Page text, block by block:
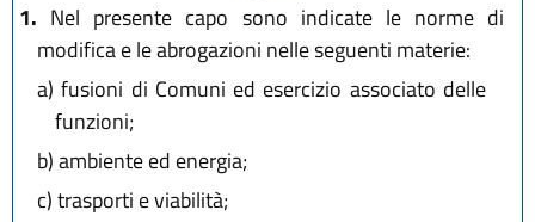
1. Nel presente capo sono indicate le norme di
modifica e le abrogazioni nelle seguenti materie:
a) fusioni di Comuni ed esercizio associato delle
funzioni;
b)ambiente ed energia;
c)trasporti e viabilità;